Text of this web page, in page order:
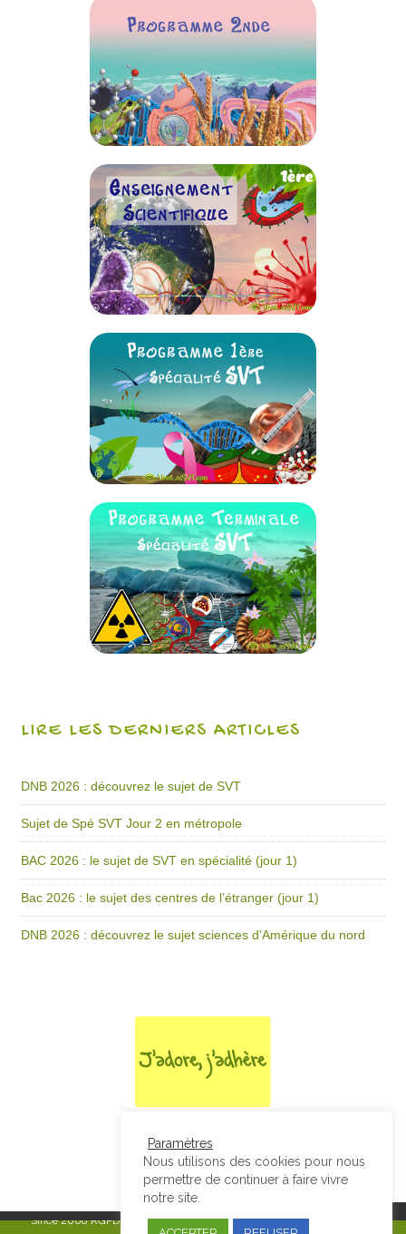
LIRE LES DERNIERS ARTICLES
DNB 2026 : découvrez le sujet de SVT
Sujet de Spé SVT Jour 2 en métropole
BAC 2026 : le sujet de SVT en spécialité (jour 1)
Bac 2026 : le sujet des centres de l’étranger (jour 1)
DNB 2026 : découvrez le sujet sciences d’Amérique du nord
Since 2008RGPD & Mentions Légales|Designed by Studio Thil - Site
Paramètres
Nous utilisons des cookies pour nous
permettre de continuer à faire vivre
notre site.